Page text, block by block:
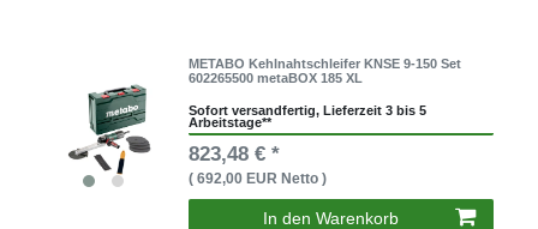
METABO Kehlnahtschleifer KNSE 9-150 Set
602265500 metaBOX 185 XL
Sofort versandfertig, Lieferzeit 3 bis 5
Arbeitstage**
823,48 € *
( 692,00 EUR Netto )
In den Warenkorb